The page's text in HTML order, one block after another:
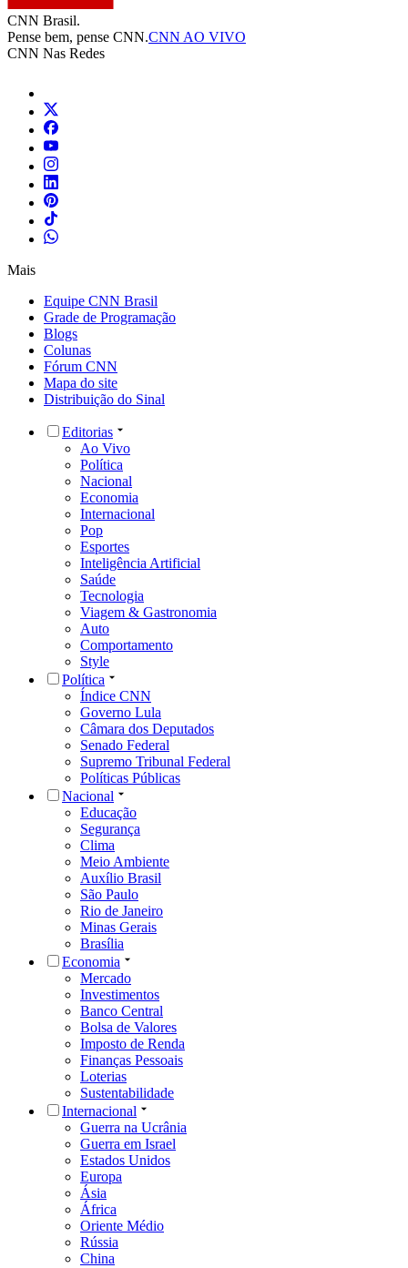
CNN Brasil.
Pense bem, pense CNN.CNN AO VIVO
CNN Nas Redes
Mais
Equipe CNN Brasil
Grade de Programação
Blogs
Colunas
Fórum CNN
Mapa do site
Distribuição do Sinal
Editorias
Ao Vivo
Política
Nacional
Economia
Internacional
Pop
Esportes
Inteligência Artificial
Saúde
Tecnologia
Viagem & Gastronomia
Auto
Comportamento
Style
Política
Índice CNN
Governo Lula
Câmara dos Deputados
Senado Federal
Supremo Tribunal Federal
Políticas Públicas
Nacional
Educação
Segurança
Clima
Meio Ambiente
Auxílio Brasil
São Paulo
Rio de Janeiro
Minas Gerais
Brasília
Economia
Mercado
Investimentos
Banco Central
Bolsa de Valores
Imposto de Renda
Finanças Pessoais
Loterias
Sustentabilidade
Internacional
Guerra na Ucrânia
Guerra em Israel
Estados Unidos
Europa
Ásia
África
Oriente Médio
Rússia
China